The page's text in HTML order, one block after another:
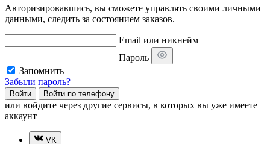
Авторизировавшись, вы сможете управлять своими личными
данными, следить за состоянием заказов.
Email или никнейм
Пароль
Запомнить
Забыли пароль?
Войти Войти по телефону
или войдите через другие сервисы, в которых вы уже имеете
аккаунт
VK